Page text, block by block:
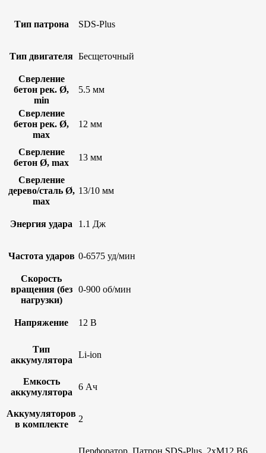
Тип патрона SDS-Plus
Тип двигателя Бесщеточный
Сверление
бетон рек. Ø,
min
5.5 мм
Сверление
бетон рек. Ø,
max
12 мм
Сверление
бетон Ø, max
13 мм
Сверление
дерево/сталь Ø,
max
13/10 мм
Энергия удара 1.1 Дж
Частота ударов 0-6575 уд/мин
Скорость
вращения (без
нагрузки)
0-900 об/мин
Напряжение 12 В
Тип
аккумулятора
Li-ion
Емкость
аккумулятора
6 Ач
Аккумуляторов
в комплекте
2
Перфоратор, Патрон SDS-Plus, 2xM12 B6